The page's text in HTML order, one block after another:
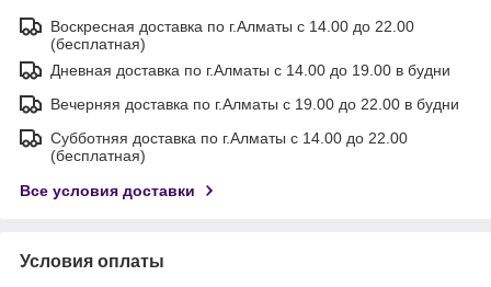
Воскресная доставка по г.Алматы с 14.00 до 22.00
(бесплатная)
Дневная доставка по г.Алматы с 14.00 до 19.00 в будни
Вечерняя доставка по г.Алматы с 19.00 до 22.00 в будни
Субботняя доставка по г.Алматы с 14.00 до 22.00
(бесплатная)
Все условия доставки
Условия оплаты